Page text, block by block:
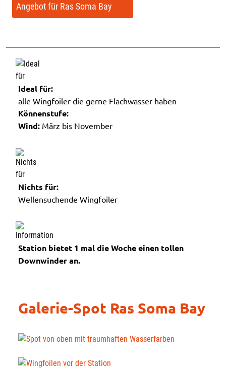
Angebot für Ras Soma Bay
Ideal für:
alle Wingfoiler die gerne Flachwasser haben
Könnenstufe:
Wind: März bis November
Nichts für:
Wellensuchende Wingfoiler
Station bietet 1 mal die Woche einen tollen
Downwinder an.
Galerie-Spot Ras Soma Bay